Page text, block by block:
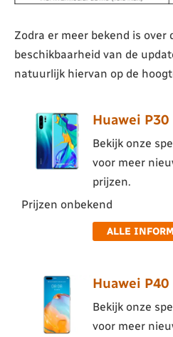
Zodra er meer bekend is over
beschikbaarheid van de
natuurlijk hiervan op de
Huawei P30
Bekijk onze
voor meer
prijzen.
Prijzen onbekend
ALLE
Huawei P40
Bekijk onze
voor meer